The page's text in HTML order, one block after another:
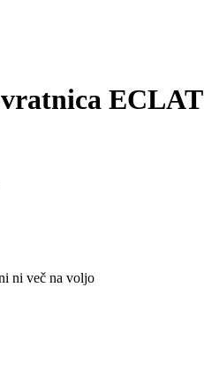
ECLAT
ni več na voljo